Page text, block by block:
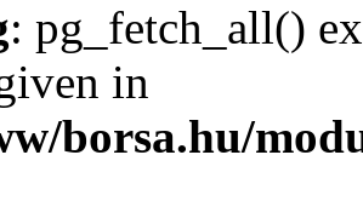
: pg_fetch_all()
in
borsa.hu/